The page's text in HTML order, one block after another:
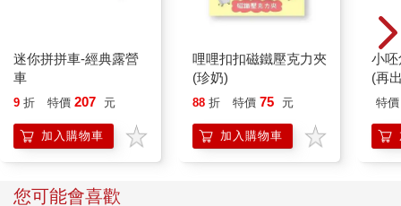
迷你拼拼車-經典露營
車
9 折 特價 207 元
加入購物車
哩哩扣扣磁鐵壓克力夾
(珍奶)
88 折 特價 75 元
加入購物車
小
(再
特價
您可能會喜歡